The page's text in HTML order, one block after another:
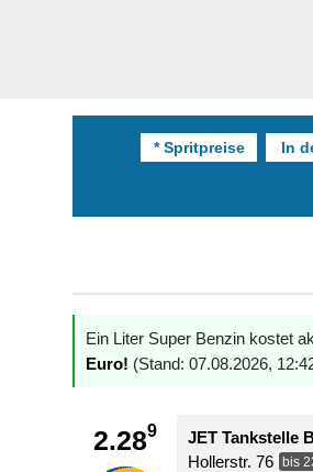
* Spritpreise In
Ein Liter Super Benzin kostet
Euro! (Stand: 07.08.2026,
2.289
JET Tankstelle
Hollerstr. 76
bis